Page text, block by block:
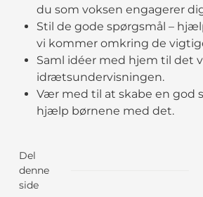
du som voksen engagerer
Stil de gode spørgsmål –
vi kommer omkring de
Saml idéer med hjem til det
idrætsundervisningen.
Vær med til at skabe en god
hjælp børnene med det.
Del
denne
side